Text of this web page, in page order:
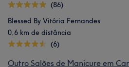
(86)
Blessed By Vitória Fernandes
0,6 km de distância
(6)
Outro Salões de Manicure em